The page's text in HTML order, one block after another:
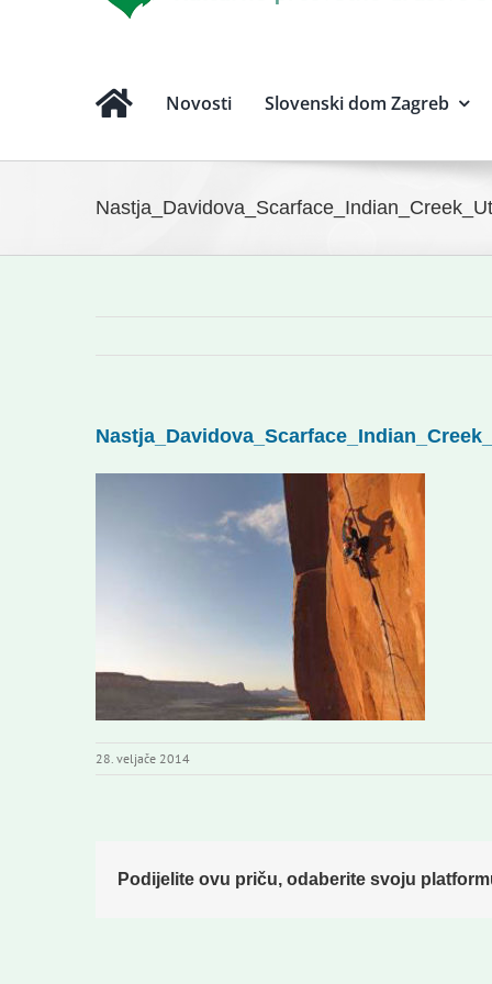
Novosti Slovenski dom Zagreb
28. veljače 2014
Podijelite ovu priču, odaberite svoju